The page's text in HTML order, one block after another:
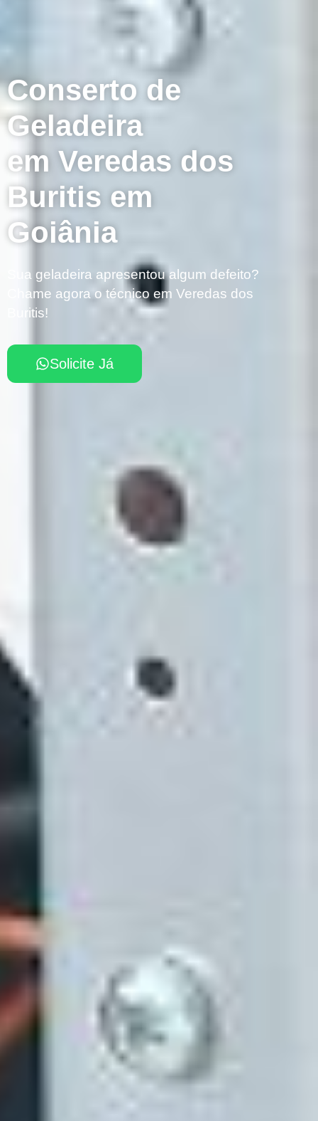
Conserto de
Geladeira
em Veredas dos
Buritis em
Goiânia
Sua geladeira apresentou algum defeito?
Chame agora o técnico em Veredas dos
Buritis!
Solicite Já